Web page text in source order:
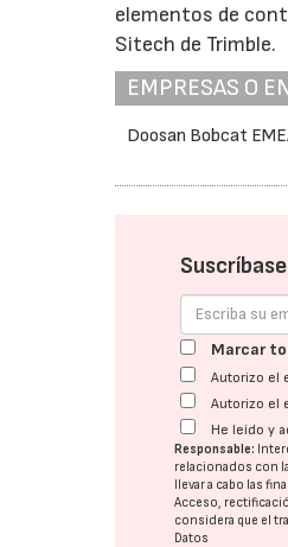
elementos de
Sitech de Trimble.
EMPRESAS O
Doosan Bobcat
Marcar
Autorizo el
Autorizo el
He leído y
Responsable:
relacionados con
llevar a cabo las
Acceso,
considera que el
Datos